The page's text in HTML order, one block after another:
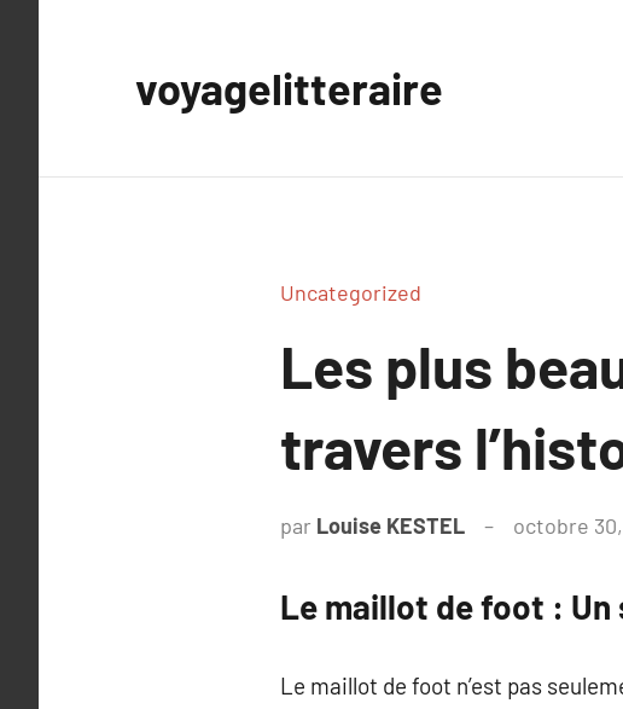
voyagelitteraire
Uncategorized
Les plus
travers
par Louise KESTEL octobre
Le maillot de foot :
Le maillot de foot n’est pas